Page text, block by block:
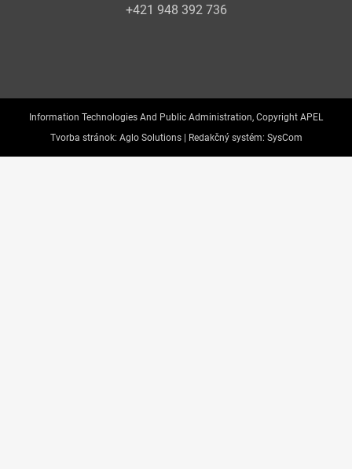
+421 948 392 736
Information Technologies And Public Administration, Copyright APEL
Tvorba stránok: Aglo Solutions | Redakčný systém: SysCom